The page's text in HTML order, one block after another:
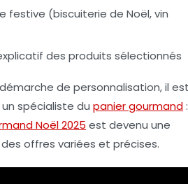
festive (biscuiterie de Noël, vin
des produits sélectionnés
de personnalisation, il
spécialiste du panier gourmand:
Noël 2025 est devenu une
offres variées et précises.